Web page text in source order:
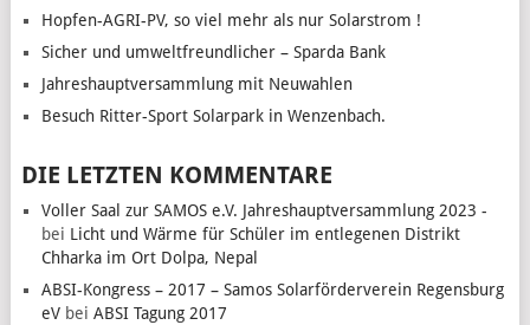
Hopfen-AGRI-PV, so viel mehr als nur Solarstrom !
Sicher und umweltfreundlicher – Sparda Bank
Jahreshauptversammlung mit Neuwahlen
Besuch Ritter-Sport Solarpark in Wenzenbach.
DIE LETZTEN KOMMENTARE
Voller Saal zur SAMOS e.V. Jahreshauptversammlung 2023 -
bei Licht und Wärme für Schüler im entlegenen Distrikt
Chharka im Ort Dolpa, Nepal
ABSI-Kongress – 2017 – Samos Solarförderverein Regensburg
eVbei ABSI Tagung 2017